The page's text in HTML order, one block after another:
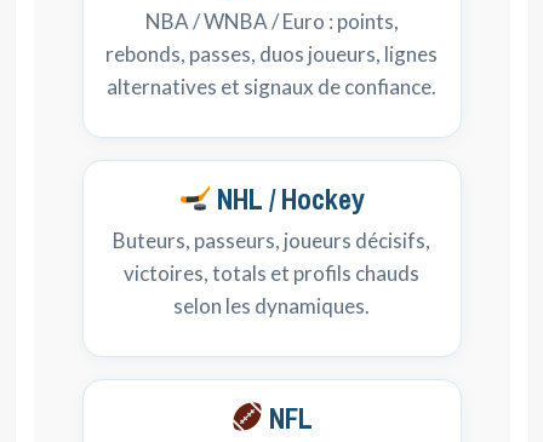
NBA / WNBA / Euro : points,
rebonds, passes, duos joueurs, lignes
alternatives et signaux de confiance.
NHL / Hockey
Buteurs, passeurs, joueurs décisifs,
victoires, totals et profils chauds
selon les dynamiques.
NFL